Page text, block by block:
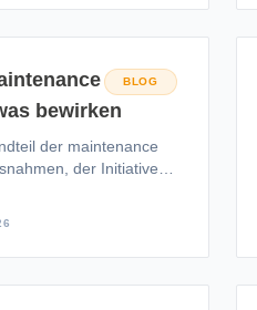
BLOG
bewirken
der maintenance
der Initiative